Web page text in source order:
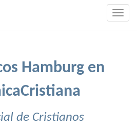
Hamburg en
de Cristianos